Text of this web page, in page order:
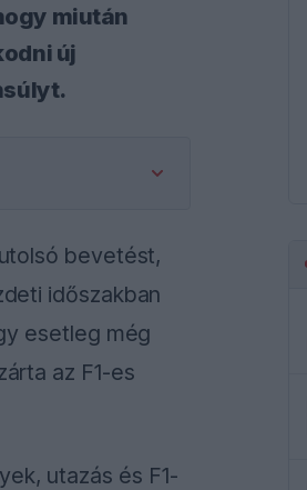
miután
új
bevetést,
időszakban
esetleg még
az F1-es
utazás és F1-